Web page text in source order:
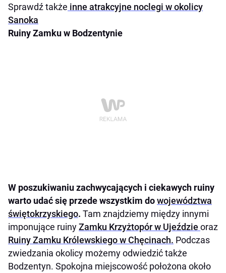
Sprawdź także inne atrakcyjne noclegi w okolicy
Sanoka
Ruiny Zamku w Bodzentynie
W poszukiwaniu zachwycających i ciekawych ruiny
warto udać się przede wszystkim dowojewództwa
świętokrzyskiego. Tam znajdziemy między innymi
imponujące ruinyZamku Krzyżtopór w Ujeździe oraz
Ruiny Zamku Królewskiego w Chęcinach. Podczas
zwiedzania okolicy możemy odwiedzić także
Bodzentyn. Spokojna miejscowość położona około